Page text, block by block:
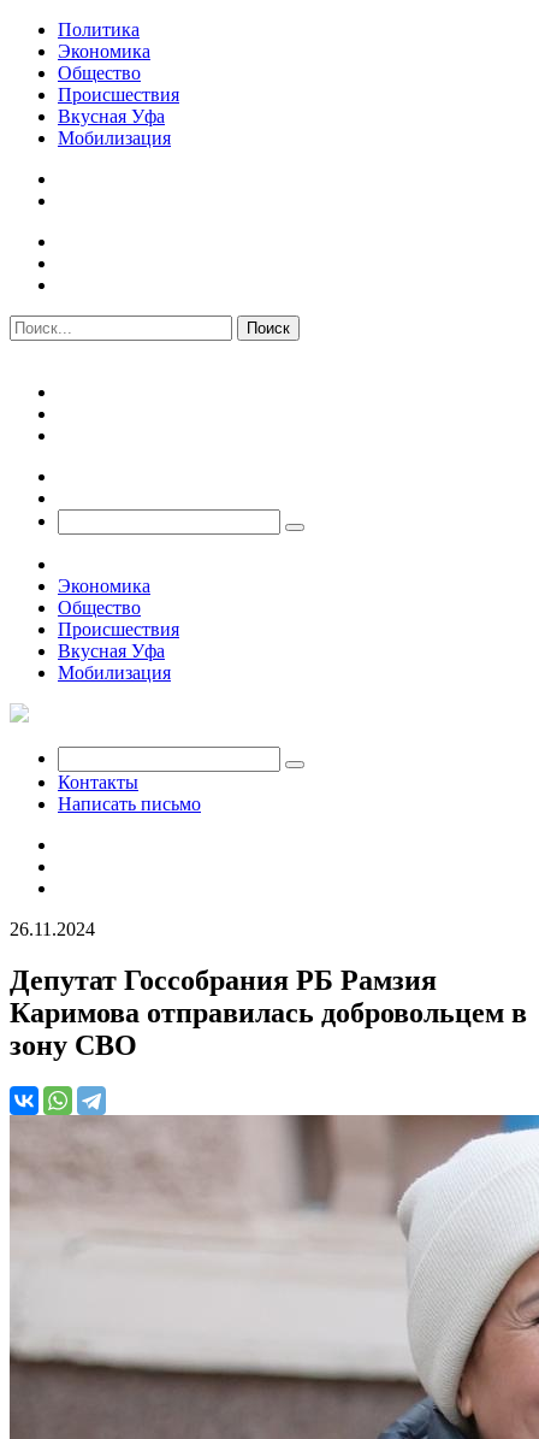
Политика
Экономика
Общество
Происшествия
Вкусная Уфа
Мобилизация
Экономика
Общество
Происшествия
Вкусная Уфа
Мобилизация
Контакты
Написать письмо
26.11.2024
Депутат Госсобрания РБ Рамзия
Каримова отправилась добровольцем в
зону СВО